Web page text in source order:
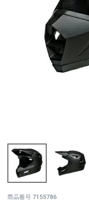
商品番号 7155786